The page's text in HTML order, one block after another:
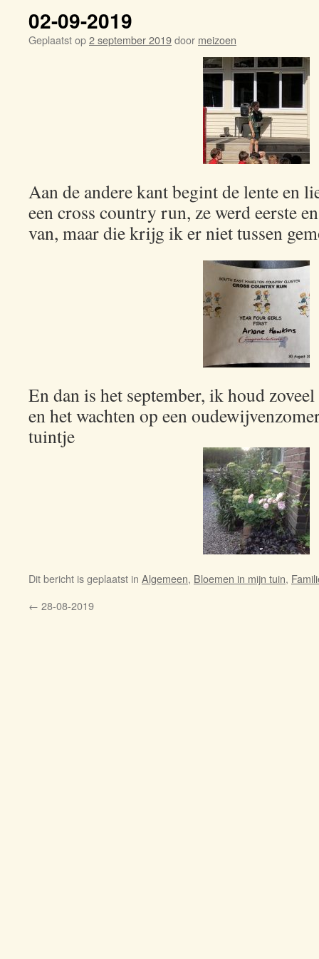
02-09-2019
Geplaatst op2 september 2019door meizoen
Aan de andere kant begint de lente en
een cross country run, ze werd eerste
van, maar die krijg ik er niet tussen
En dan is het september, ik houd
en het wachten op een
tuintje
Dit bericht is geplaatst in Algemeen, Bloemen in mijn tuin,
← 28-08-2019